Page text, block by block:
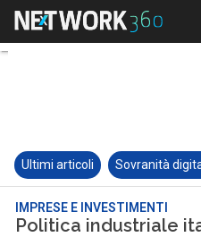
Ultimi articoli Sovranità
IMPRESE E INVESTIMENTI
Politica industriale